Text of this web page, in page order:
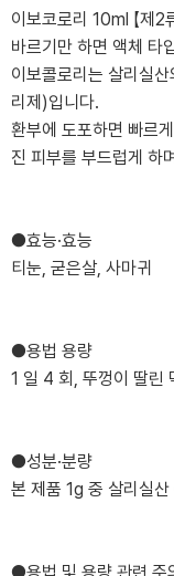
이보코로리 10ml 【제2
바르기만 하면 액체 타
이보콜로리는 살리실
리제)입니다.
환부에 도포하면 빠르
진 피부를 부드럽게 하
●효능·효능
티눈, 굳은살, 사마귀
●용법 용량
1 일 4 회, 뚜껑이 딸린
●성분·분량
본 제품 1g 중 살리실